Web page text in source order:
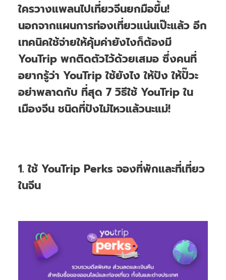
ใครวางแพลนไปเที่ยวจีนยกมือขึ้น!
นอกจากแผนการท่องเที่ยวแน่นเป๊ะแล้ว อีก
เทคนิคใช้จ่ายให้คุ้มค่ายังไงก็ต้องมี
YouTrip พกติดตัวไว้ด้วยเสมอ ซึ่งคนที่
อยากรู้ว่า YouTrip ใช้ยังไง ให้ปัง ให้ปั๊วะ
อย่าพลาดกับ ที่สุด 7 วิธีใช้ YouTrip ใน
เมืองจีน ชนิดที่ปังไม่ไหวแล้วนะแม่!
1. ใช้ YouTrip Perks จองที่พักและที่เที่ยว
ในจีน